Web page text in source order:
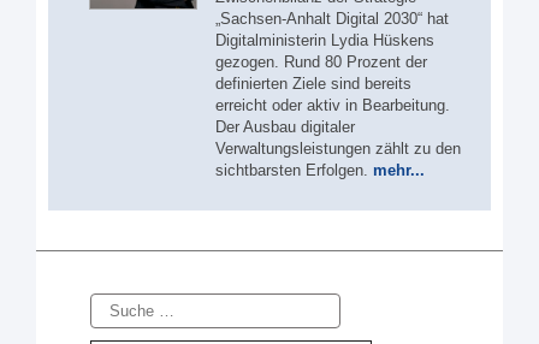
„Sachsen-Anhalt Digital 2030“ hat
Digitalministerin Lydia Hüskens
gezogen. Rund 80 Prozent der
definierten Ziele sind bereits
erreicht oder aktiv in Bearbeitung.
Der Ausbau digitaler
Verwaltungsleistungen zählt zu den
sichtbarsten Erfolgen. mehr...
Suche